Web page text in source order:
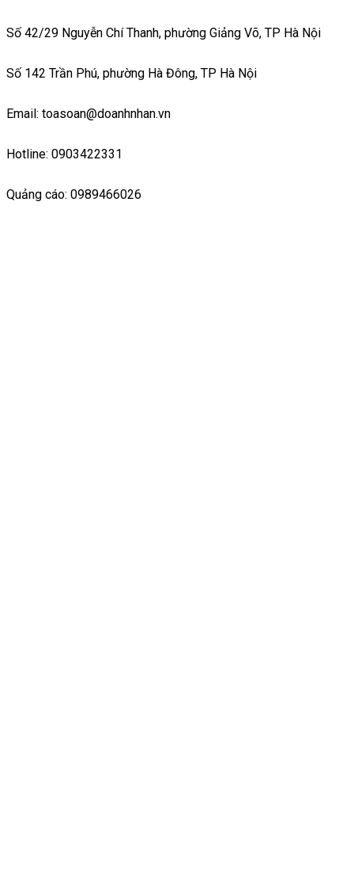
Số 42/29 Nguyễn Chí Thanh, phường Giảng Võ, TP Hà Nội
Số 142 Trần Phú, phường Hà Đông, TP Hà Nội
Email: toasoan@doanhnhan.vn
Hotline: 0903422331
Quảng cáo: 0989466026